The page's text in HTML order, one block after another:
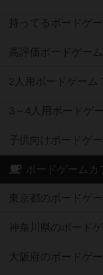
持ってるボードゲ
高評価ボードゲー
2人用ボードゲーム
3～4人用ボードゲ
子供向けボードゲ
ボードゲームカ
東京都のボードゲ
神奈川県のボード
大阪府のボードゲ